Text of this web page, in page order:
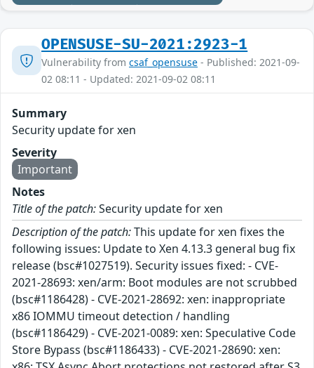
OPENSUSE-SU-2021:2923-1
Vulnerability from csaf_opensuse - Published: 2021-09-
02 08:11 - Updated: 2021-09-02 08:11
Summary
Security update for xen
Severity
Important
Notes
Title of the patch:Security update for xen
Description of the patch:This update for xen fixes the
following issues: Update to Xen 4.13.3 general bug fix
release (bsc#1027519). Security issues fixed: - CVE-
2021-28693: xen/arm: Boot modules are not scrubbed
(bsc#1186428) - CVE-2021-28692: xen: inappropriate
x86 IOMMU timeout detection / handling
(bsc#1186429) - CVE-2021-0089: xen: Speculative Code
Store Bypass (bsc#1186433) - CVE-2021-28690: xen: